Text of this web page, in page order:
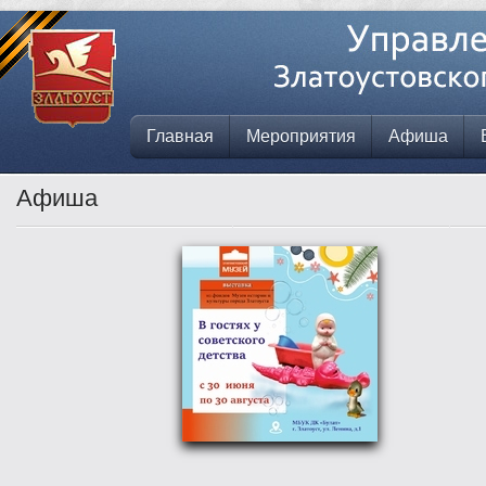
Главная Мероприятия Афиша
Афиша